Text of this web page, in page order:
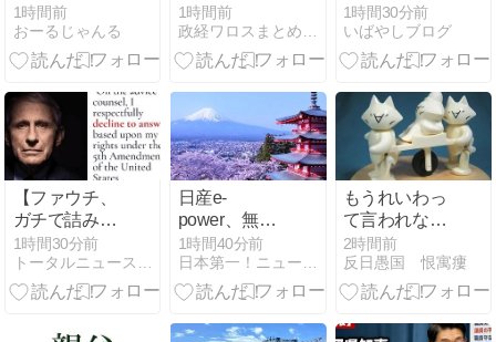
後は女性の正
社員化と外国
人の人材活用
1時間前
おーるじゃんる
記念公園で
「座り込んで
闘う！」と意
除されてしま
う ………
1時間前
書士会の先生
方に！
1時間30分前
いばやしブログ
【ファウチ、
ガチで詰み】
刑事起訴勧告
は序の口 全米
5州での司法
「恩赦逃れ」
1時間30分前
日産e-
power、無給
油で1980km走
行しギネス記
録を達成、無
電ロスなくEV
1時間40分前
もうれいわっ
て言われなく
なるから良か
ったね 〜 れい
わ信者「“れい
いわ知能”とい
2時間前
反日愚国 恨寓瘻